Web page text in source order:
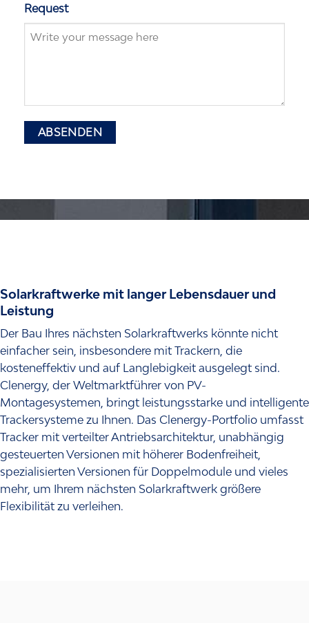
Request
Solarkraftwerke mit langer Lebensdauer und
Leistung
Der Bau Ihres nächsten Solarkraftwerks könnte nicht
einfacher sein, insbesondere mit Trackern, die
kosteneffektiv und auf Langlebigkeit ausgelegt sind.
Clenergy, der Weltmarktführer von PV-
Montagesystemen, bringt leistungsstarke und intelligente
Trackersysteme zu Ihnen. Das Clenergy-Portfolio umfasst
Tracker mit verteilter Antriebsarchitektur, unabhängig
gesteuerten Versionen mit höherer Bodenfreiheit,
spezialisierten Versionen für Doppelmodule und vieles
mehr, um Ihrem nächsten Solarkraftwerk größere
Flexibilität zu verleihen.